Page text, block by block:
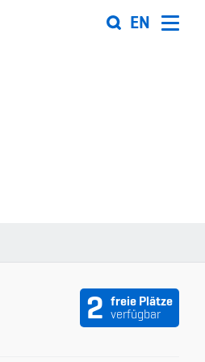
EN
und Partner
2 freie Plätze
verfügbar